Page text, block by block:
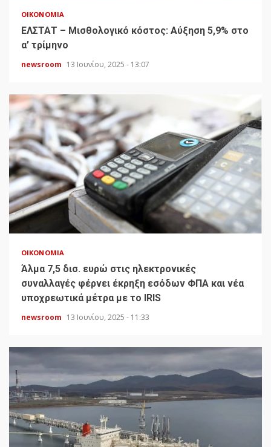
ΟΙΚΟΝΟΜΊΑ
ΕΛΣΤΑΤ – Μισθολογικό κόστος: Αύξηση 5,9% στο
α’ τρίμηνο
newsroom 13 Ιουνίου, 2025 - 13:07
ΟΙΚΟΝΟΜΊΑ
Άλμα 7,5 δισ. ευρώ στις ηλεκτρονικές
συναλλαγές φέρνει έκρηξη εσόδων ΦΠΑ και νέα
υποχρεωτικά μέτρα με το IRIS
newsroom 13 Ιουνίου, 2025 - 11:33